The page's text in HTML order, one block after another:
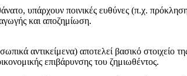
υπάρχουν ποινικές ευθύνες (π.χ.
και αποζημίωση.
αντικείμενα) αποτελεί βασικό στοιχείο
επιβάρυνσης του ζημιωθέντος.